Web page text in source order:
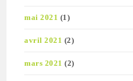
mai 2021 (1)
avril 2021 (2)
mars 2021 (2)